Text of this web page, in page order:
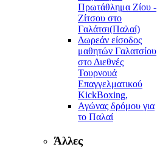
Πρωτάθλημα Ζίου -
Ζίτσου στο
Γαλάτσι(Παλαί)
Δωρεάν είσοδος
μαθητών Γαλατσίου
στο Διεθνές
Τουρνουά
Επαγγελματικού
KickBoxing,
Αγώνας δρόμου για
το Παλαί
Άλλες